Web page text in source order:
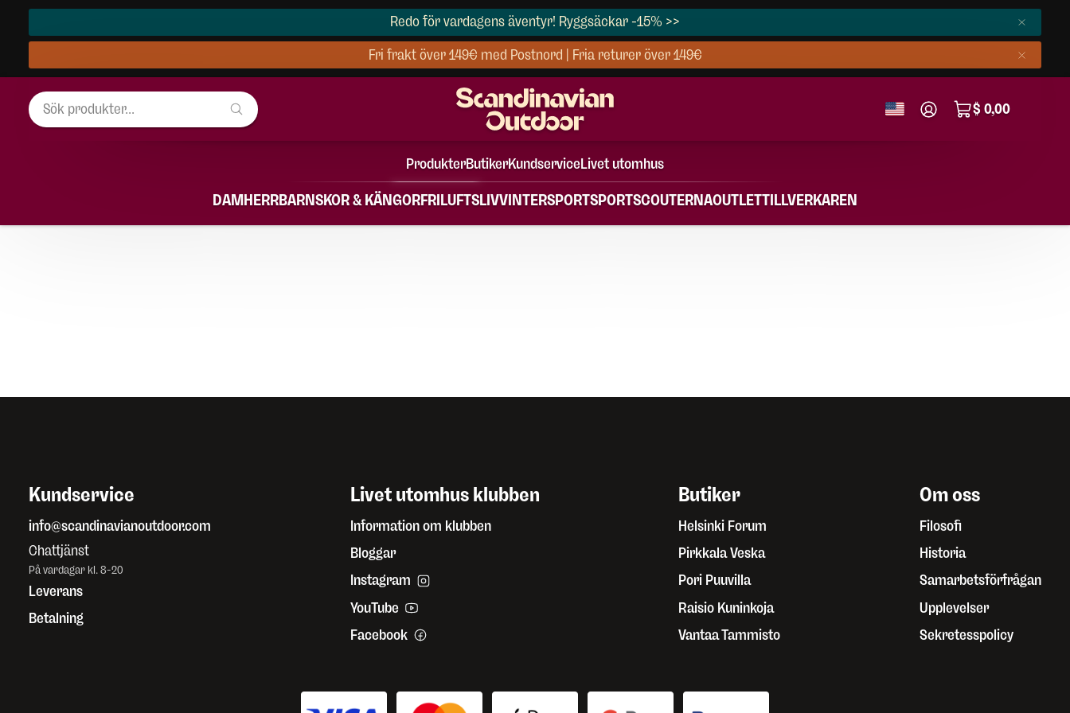
Redo för vardagens äventyr! Ryggsäckar -15% >>
Fri frakt över 149€ med Postnord | Fria returer över 149€
$ 0,00
ProdukterButikerKundserviceLivet utomhus
DAMHERRBARNSKOR & KÄNGORFRILUFTSLIVVINTERSPORTSPORTSCOUTERNAOUTLETTILLVERKAREN
Kundservice
info@scandinavianoutdoor.com
Chattjänst
På vardagar kl. 8-20
Leverans
Betalning
Livet utomhus klubben
Information om klubben
Bloggar
Instagram
YouTube
Facebook
Butiker
Helsinki Forum
Pirkkala Veska
Pori Puuvilla
Raisio Kuninkoja
Vantaa Tammisto
Om oss
Filosofi
Historia
Samarbetsförfrågan
Upplevelser
Sekretesspolicy